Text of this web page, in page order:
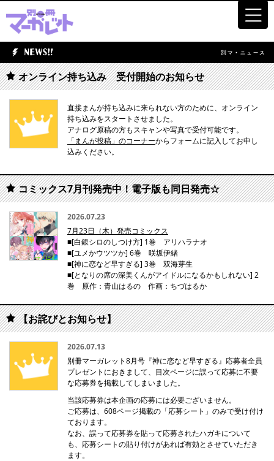
オンライン持ち込み 受付開始のお知らせ
直接まんが持ち込みに来られない方のために、オンライン
持ち込みをスタートさせました。
アナログ原稿の方もスキャンや写真で受付可能です。
「まんが投稿」のコーナーからフォームに記入してお申し
込みください。
コミックス7月刊発売中！電子版も同日発売☆
2026.07.23
7月23日（木）発売コミックス
■[白銀シロのしつけ方] 1巻 アリハラナオ
■[ユメかウツツか] 6巻 咲坂伊緒
■[神に恋など早すぎる] 3巻 双海芽生
■[となりの席の深美くんがアイドルになるかもしれない] 2
巻 原作：青山はるの 作画：ちづはるか
【お詫びとお知らせ】
2026.07.13
別冊マーガレット8月号『神に恋など早すぎる』応募者全員
プレゼントにおきまして、目次ページに誤って応募に不要
な応募券を掲載してしまいました。
当該応募券は本企画の応募には必要ございません。
ご応募は、608ページ掲載の「応募シート」のみで受け付け
ております。
なお、誤って応募券を貼って応募されたハガキについて
も、応募シートの貼り付けがあれば有効とさせていただき
ます。